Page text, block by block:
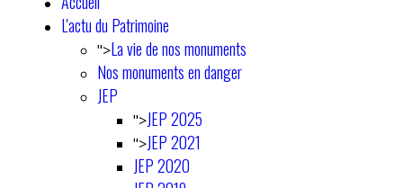
L'actu du Patrimoine
">La vie de nos monuments
Nos monuments en danger
JEP
">JEP 2025
">JEP 2021
JEP 2020